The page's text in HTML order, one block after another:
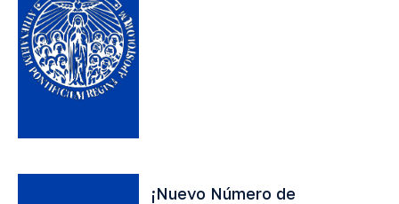
¡Nuevo Número de